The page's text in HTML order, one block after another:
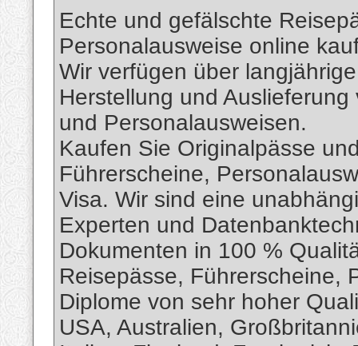
Echte und gefälschte
Personalausweise online
Wir verfügen über
Herstellung und
und Personalausweisen.
Kaufen Sie Originalpässe
Führerscheine,
Visa. Wir sind eine
Experten und
Dokumenten in 100 %
Reisepässe, Führerscheine,
Diplome von sehr hoher
USA, Australien,